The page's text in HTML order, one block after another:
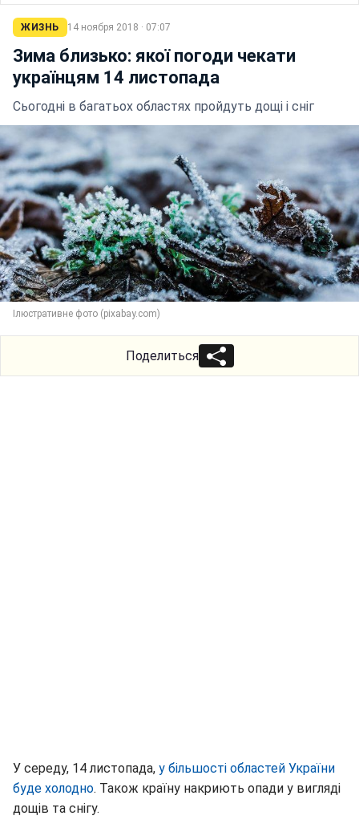
ЖИЗНЬ 14 ноября 2018 · 07:07
Зима близько: якої погоди чекати
українцям 14 листопада
Сьогодні в багатьох областях пройдуть дощі і сніг
Ілюстративне фото (pixabay.com)
Поделиться
У середу, 14 листопада, у більшості областей України
буде холодно. Також країну накриють опади у вигляді
дощів та снігу.